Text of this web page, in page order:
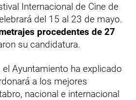
Internacional de Cine de
del 15 al 23 de mayo.
procedentes de 27
su candidatura.
el Ayuntamiento ha explicado
a los mejores
nacional e internacional